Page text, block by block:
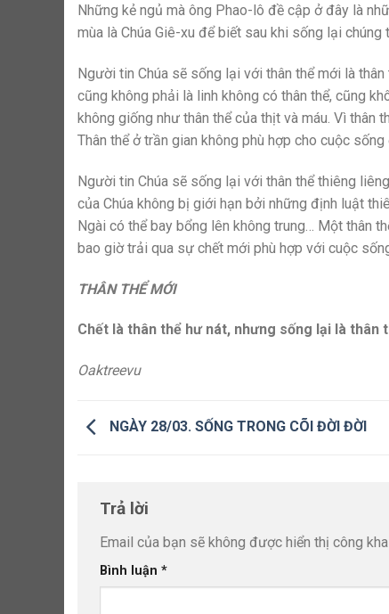
Những kẻ ngủ mà ông Phao-lô đề cập ở đây là
mùa là Chúa Giê-xu để biết sau khi sống lại chúng
Người tin Chúa sẽ sống lại với thân thể mới là
cũng không phải là linh không có thân thể, cũng
không giống như thân thể của thịt và máu. Vì thân
Thân thể ở trần gian không phù hợp cho cuộc
Người tin Chúa sẽ sống lại với thân thể thiêng
của Chúa không bị giới hạn bởi những định luật
Ngài có thể bay bổng lên không trung… Một thân
bao giờ trải qua sự chết mới phù hợp với cuộc
THÂN THỂ MỚI
Chết là thân thể hư nát, nhưng sống lại là thân
Oaktreevu
NGÀY 28/03. SỐNG TRONG CÕI ĐỜI ĐỜI
Trả lời
Email của bạn sẽ không được hiển thị công
Bình luận *